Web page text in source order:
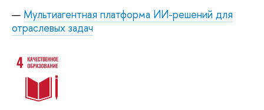
Мультиагентная платформа ИИ-решений для
отраслевых задач